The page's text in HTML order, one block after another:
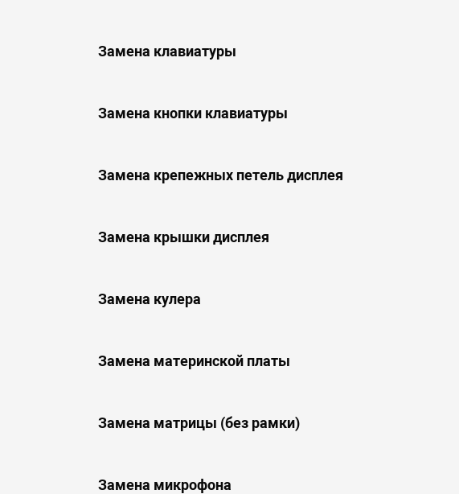
Замена клавиатуры
Замена кнопки клавиатуры
Замена крепежных петель дисплея
Замена крышки дисплея
Замена кулера
Замена материнской платы
Замена матрицы (без рамки)
Замена микрофона